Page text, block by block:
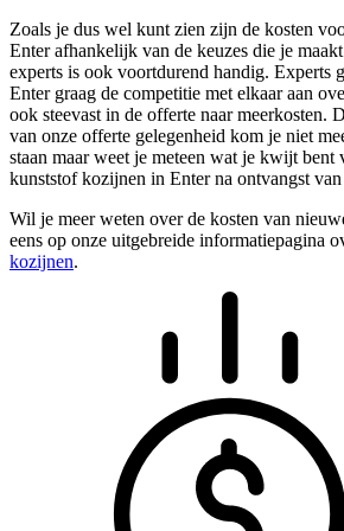
Zoals je dus wel kunt zien zijn de kosten
Enter afhankelijk van de keuzes die je
experts is ook voortdurend handig. Experts
Enter graag de competitie met elkaar aan
ook steevast in de offerte naar meerkosten.
van onze offerte gelegenheid kom je niet
staan maar weet je meteen wat je kwijt bent
kunststof kozijnen in Enter na ontvangst
Wil je meer weten over de kosten van
eens op onze uitgebreide informatiepagina
kozijnen.